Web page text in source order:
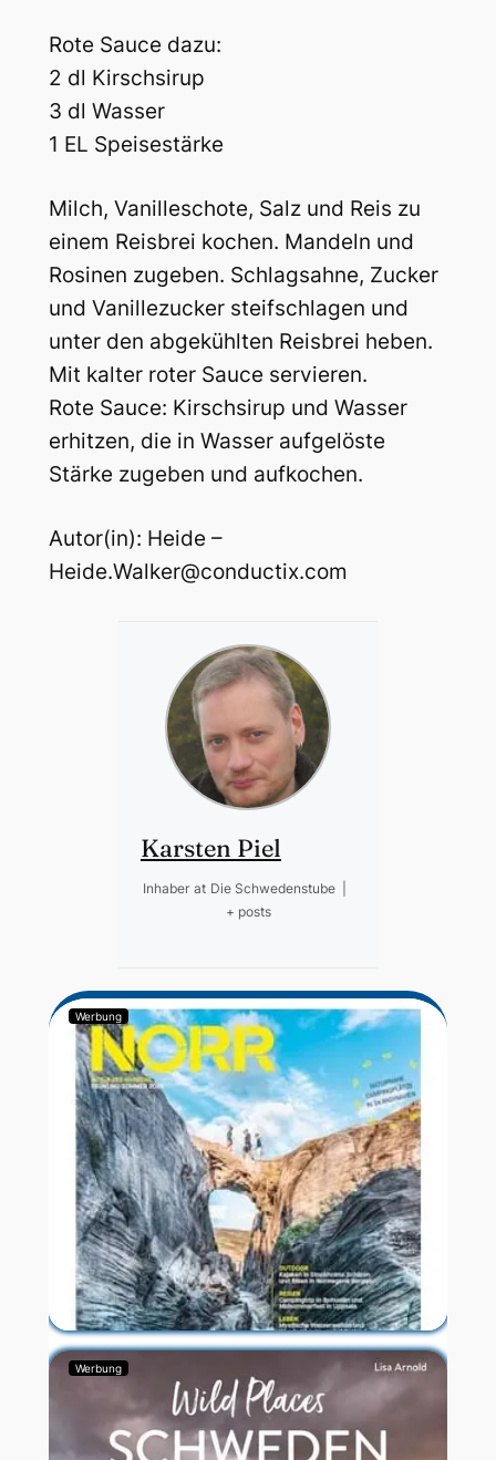
Rote Sauce dazu:
2 dl Kirschsirup
3 dl Wasser
1 EL Speisestärke
Milch, Vanilleschote, Salz und Reis zu
einem Reisbrei kochen. Mandeln und
Rosinen zugeben. Schlagsahne, Zucker
und Vanillezucker steifschlagen und
unter den abgekühlten Reisbrei heben.
Mit kalter roter Sauce servieren.
Rote Sauce: Kirschsirup und Wasser
erhitzen, die in Wasser aufgelöste
Stärke zugeben und aufkochen.
Autor(in): Heide –
Heide.Walker@conductix.com
Karsten Piel
Inhaber at Die Schwedenstube
+ posts
Werbung
Werbung